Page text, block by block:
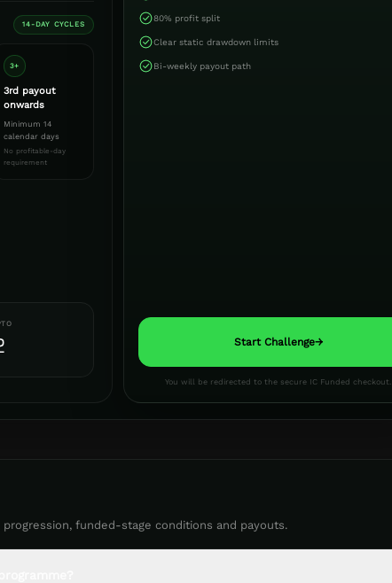
14-DAY CYCLES
3+
3rd payout
onwards
Minimum 14
calendar days
No profitable-day
requirement
80% profit split
Clear static drawdown limits
Bi-weekly payout path
Start Challenge→
You will be redirected to the secure IC Funded checkout.
progression, funded-stage conditions and payouts.